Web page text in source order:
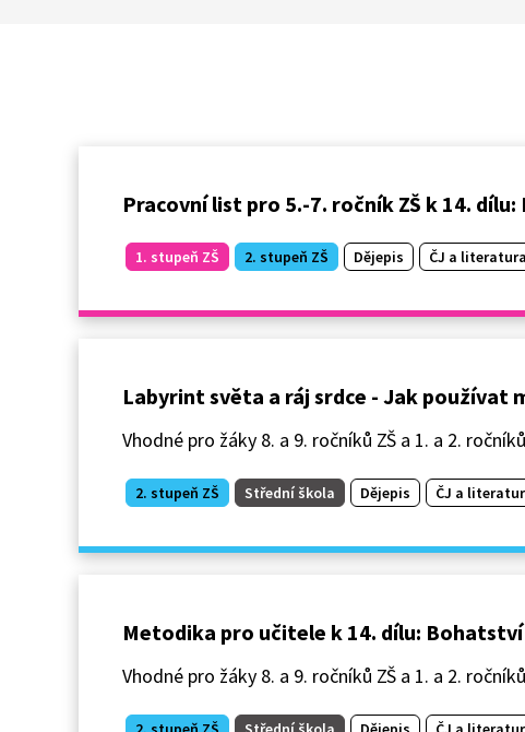
Pracovní list pro 5.-7. ročník ZŠ k 14.
1. stupeň ZŠ 2. stupeň ZŠ Dějepis ČJ a literatura
Labyrint světa a ráj srdce - Jak používat
Vhodné pro žáky 8. a 9. ročníků ZŠ a 1. a 2.
2. stupeň ZŠ Střední škola Dějepis ČJ a
Metodika pro učitele k 14. dílu:
Vhodné pro žáky 8. a 9. ročníků ZŠ a 1. a 2.